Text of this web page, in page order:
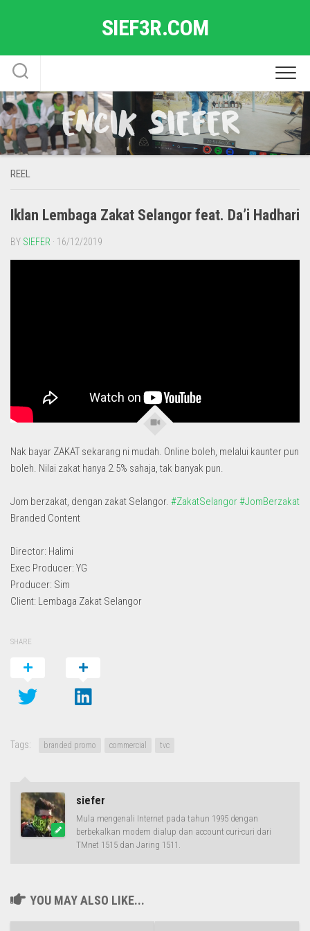
SIEF3R.COM
REEL
Iklan Lembaga Zakat Selangor feat. Da’i Hadhari
BY SIEFER · 16/12/2019
Nak bayar ZAKAT sekarang ni mudah. Online boleh, melalui kaunter pun
boleh. Nilai zakat hanya 2.5% sahaja, tak banyak pun.
Jom berzakat, dengan zakat Selangor. #ZakatSelangor#JomBerzakat
Branded Content
Director: Halimi
Exec Producer: YG
Producer: Sim
Client: Lembaga Zakat Selangor
SHARE
Tags: branded promo commercial tvc
siefer
Mula mengenali Internet pada tahun 1995 dengan
berbekalkan modem dialup dan account curi-curi dari
TMnet 1515 dan Jaring 1511.
YOU MAY ALSO LIKE...